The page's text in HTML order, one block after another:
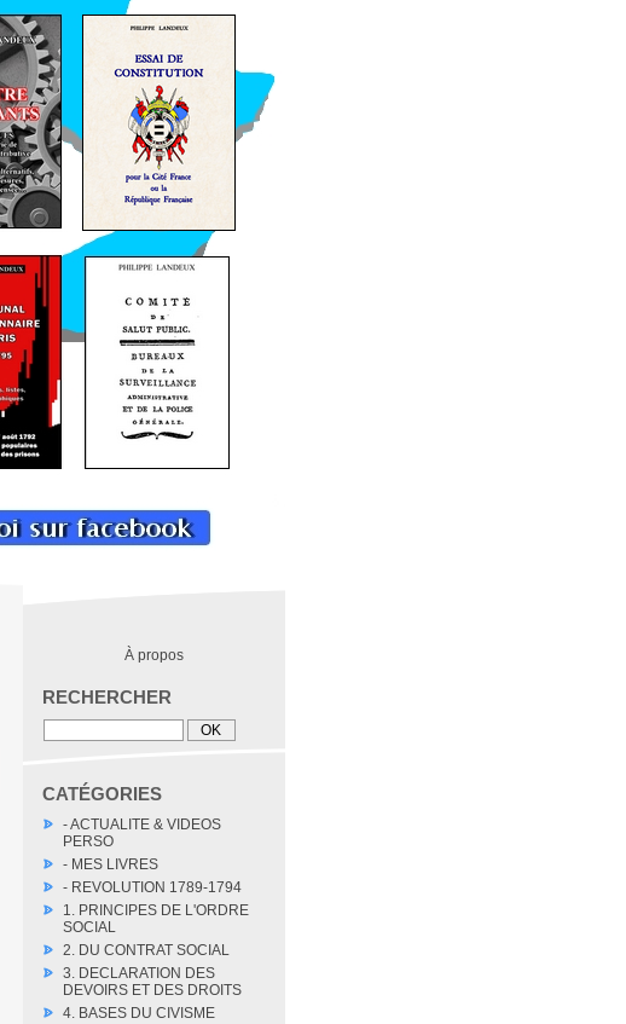
À propos
RECHERCHER
CATÉGORIES
- ACTUALITE & VIDEOS
PERSO
- MES LIVRES
- REVOLUTION 1789-1794
1. PRINCIPES DE L'ORDRE
SOCIAL
2. DU CONTRAT SOCIAL
3. DECLARATION DES
DEVOIRS ET DES DROITS
4. BASES DU CIVISME